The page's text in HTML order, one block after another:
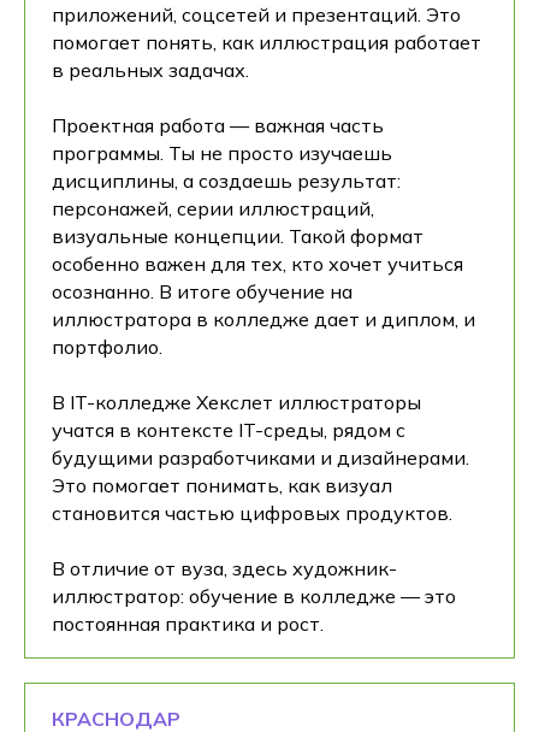
приложений, соцсетей и презентаций. Это
помогает понять, как иллюстрация работает
в реальных задачах.
Проектная работа — важная часть
программы. Ты не просто изучаешь
дисциплины, а создаешь результат:
персонажей, серии иллюстраций,
визуальные концепции. Такой формат
особенно важен для тех, кто хочет учиться
осознанно. В итоге обучение на
иллюстратора в колледже дает и диплом, и
портфолио.
В IT-колледже Хекслет иллюстраторы
учатся в контексте IT-среды, рядом с
будущими разработчиками и дизайнерами.
Это помогает понимать, как визуал
становится частью цифровых продуктов.
В отличие от вуза, здесь художник-
иллюстратор: обучение в колледже — это
постоянная практика и рост.
КРАСНОДАР